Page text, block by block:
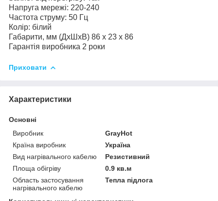
Напруга мережі: 220-240
Частота струму: 50 Гц
Колір: білий
Габарити, мм (ДхШхВ) 86 х 23 х 86
Гарантія виробника 2 роки
Приховати
Характеристики
Основні
Виробник
GrayHot
Країна виробник
Україна
Вид нагрівального кабелю
Резистивний
Площа обігріву
0.9 кв.м
Область застосування
нагрівального кабелю
Тепла підлога